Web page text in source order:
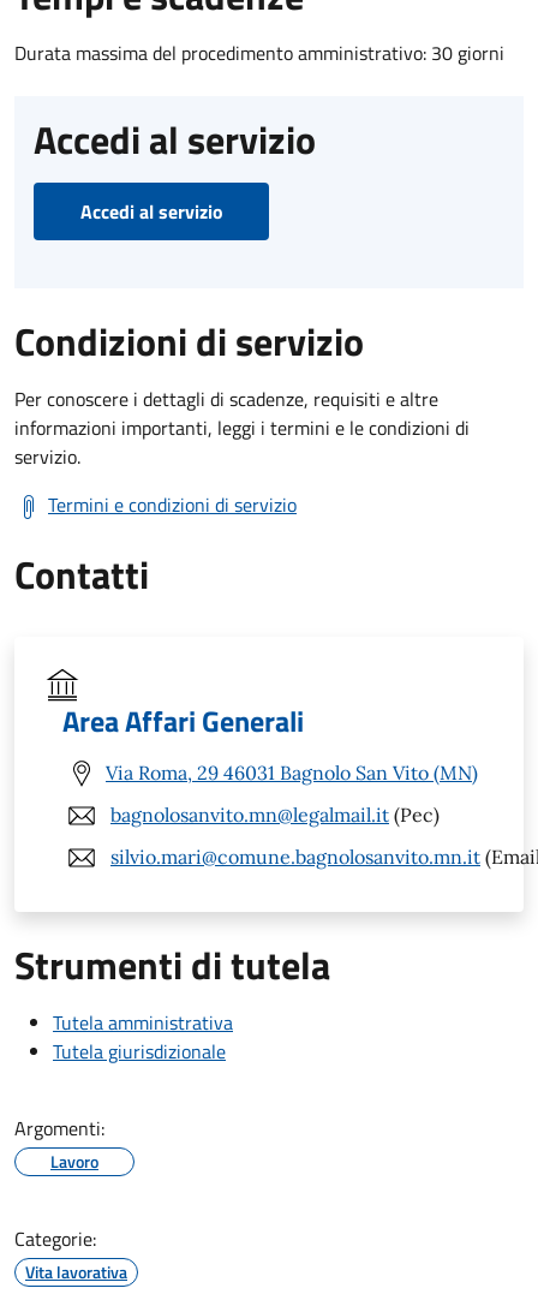
Durata massima del procedimento amministrativo: 30 giorni
Accedi al servizio
Accedi al servizio
Condizioni di servizio
Per conoscere i dettagli di scadenze, requisiti e altre
informazioni importanti, leggi i termini e le condizioni di
servizio.
Termini e condizioni di servizio
Contatti
Area Affari Generali
Via Roma, 29 46031 Bagnolo San Vito (MN)
bagnolosanvito.mn@legalmail.it (Pec)
silvio.mari@comune.bagnolosanvito.mn.it
Strumenti di tutela
Tutela amministrativa
Tutela giurisdizionale
Argomenti:
Lavoro
Categorie:
Vita lavorativa